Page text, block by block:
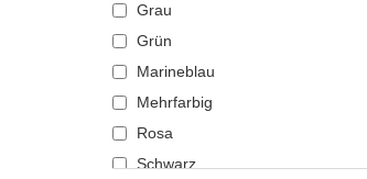
Grau
Grün
Marineblau
Mehrfarbig
Rosa
Schwarz